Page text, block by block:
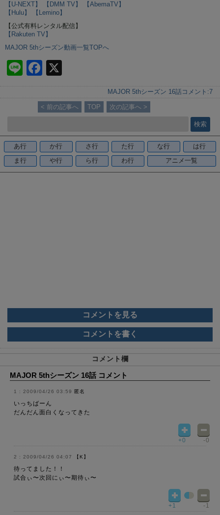
【U-NEXT】
【DMM TV】
【AbemaTV】
【Hulu】
【Lemino】
【公式有料レンタル配信】
【Rakuten TV】
MAJOR 5thシーズン動画一覧TOPへ
Li
n
e
F
a
c
e
o
o
k
MAJOR 5thシーズン 16話 コメント:7
< 前の記事へ TOP 次の記事へ >
あ行 か行 さ行 た行 な行
は行
ま行
や行 ら行 わ行 アニメ一覧
コメントを見る
コメントを書く
コメント欄
MAJOR 5thシーズン 16話 コメント
2009/04/26 03:59 匿名
いっちばーん
だんだん面白くなってきた
+0 -0
2009/04/26 04:07 【K】
待ってました！！
試合ぃ〜次回にぃ〜期待ぃ〜
+1 -1